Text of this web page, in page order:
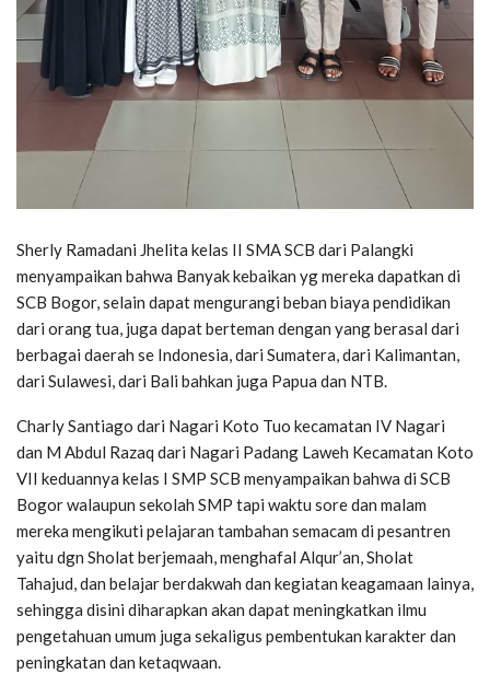
Sherly Ramadani Jhelita kelas II SMA SCB dari Palangki
menyampaikan bahwa Banyak kebaikan yg mereka dapatkan di
SCB Bogor, selain dapat mengurangi beban biaya pendidikan
dari orang tua, juga dapat berteman dengan yang berasal dari
berbagai daerah se Indonesia, dari Sumatera, dari Kalimantan,
dari Sulawesi, dari Bali bahkan juga Papua dan NTB.
Charly Santiago dari Nagari Koto Tuo kecamatan IV Nagari
dan M Abdul Razaq dari Nagari Padang Laweh Kecamatan Koto
VII keduannya kelas I SMP SCB menyampaikan bahwa di SCB
Bogor walaupun sekolah SMP tapi waktu sore dan malam
mereka mengikuti pelajaran tambahan semacam di pesantren
yaitu dgn Sholat berjemaah, menghafal Alqur’an, Sholat
Tahajud, dan belajar berdakwah dan kegiatan keagamaan lainya,
sehingga disini diharapkan akan dapat meningkatkan ilmu
pengetahuan umum juga sekaligus pembentukan karakter dan
peningkatan dan ketaqwaan.